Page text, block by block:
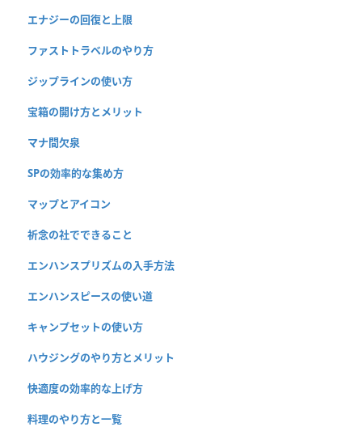
エナジーの回復と上限
ファストトラベルのやり方
ジップラインの使い方
宝箱の開け方とメリット
マナ間欠泉
SPの効率的な集め方
マップとアイコン
祈念の社でできること
エンハンスプリズムの入手方法
エンハンスピースの使い道
キャンプセットの使い方
ハウジングのやり方とメリット
快適度の効率的な上げ方
料理のやり方と一覧